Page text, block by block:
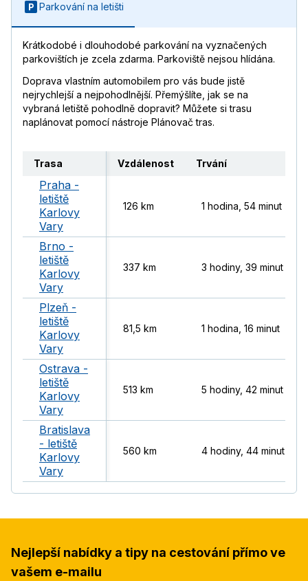
Parkování na letišti
Krátkodobé i dlouhodobé parkování na vyznačených
parkovištích je zcela zdarma. Parkoviště nejsou hlídána.
Doprava vlastním automobilem pro vás bude jistě
nejrychlejší a nejpohodlnější. Přemýšlíte, jak se na
vybraná letiště pohodlně dopravit? Můžete si trasu
naplánovat pomocí nástroje Plánovač tras.
Trasa Vzdálenost Trvání
Praha -
letiště
Karlovy
Vary
126 km 1 hodina, 54 minut
Brno -
letiště
Karlovy
Vary
337 km 3 hodiny, 39 minut
Plzeň -
letiště
Karlovy
Vary
81,5 km 1 hodina, 16 minut
Ostrava -
letiště
Karlovy
Vary
513 km 5 hodiny, 42 minut
Bratislava
- letiště
Karlovy
Vary
560 km 4 hodiny, 44 minut
Nejlepší nabídky a tipy na cestování přímo ve
vašem e-mailu